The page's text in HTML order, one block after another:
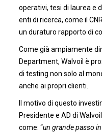
operativi, tesi di laurea e
enti di ricerca, come il
un duraturo rapporto di
Come già ampiamente
Department, Walvoil è
di testing non solo al
anche ai propri clienti.
Il motivo di questo
Presidente e AD di
come: “un grande passo